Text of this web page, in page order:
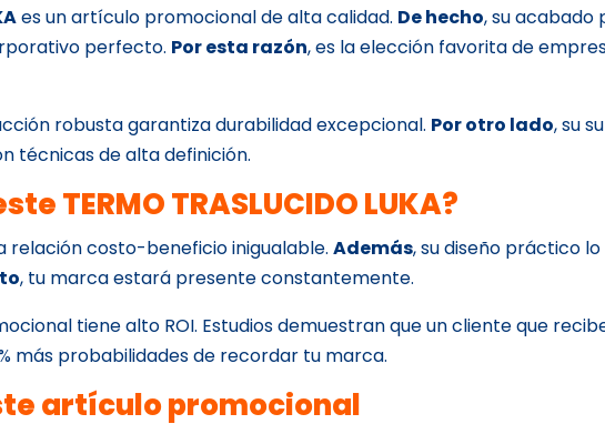
es un artículo promocional de alta calidad. De hecho, su acabado
perfecto. Por esta razón, es la elección favorita de
robusta garantiza durabilidad excepcional. Por otro lado, su
técnicas de alta definición.
TERMO TRASLUCIDO LUKA?
relación costo-beneficio inigualable.Además, su diseño práctico
, tu marca estará presente constantemente.
tiene alto ROI. Estudios demuestran que un cliente que
más probabilidades de recordar tu marca.
artículo promocional